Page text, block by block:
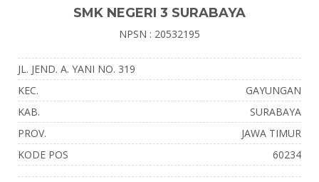
SMK NEGERI 3 SURABAYA
NPSN : 20532195
JL. JEND. A. YANI NO. 319
KEC.
GAYUNGAN
KAB.
SURABAYA
PROV.
JAWA TIMUR
KODE POS
60234